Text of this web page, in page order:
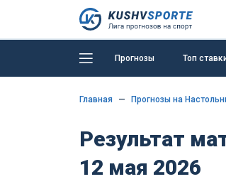
Прогнозы Топ
Главная Прогнозы на
Результат
12 мая 2026